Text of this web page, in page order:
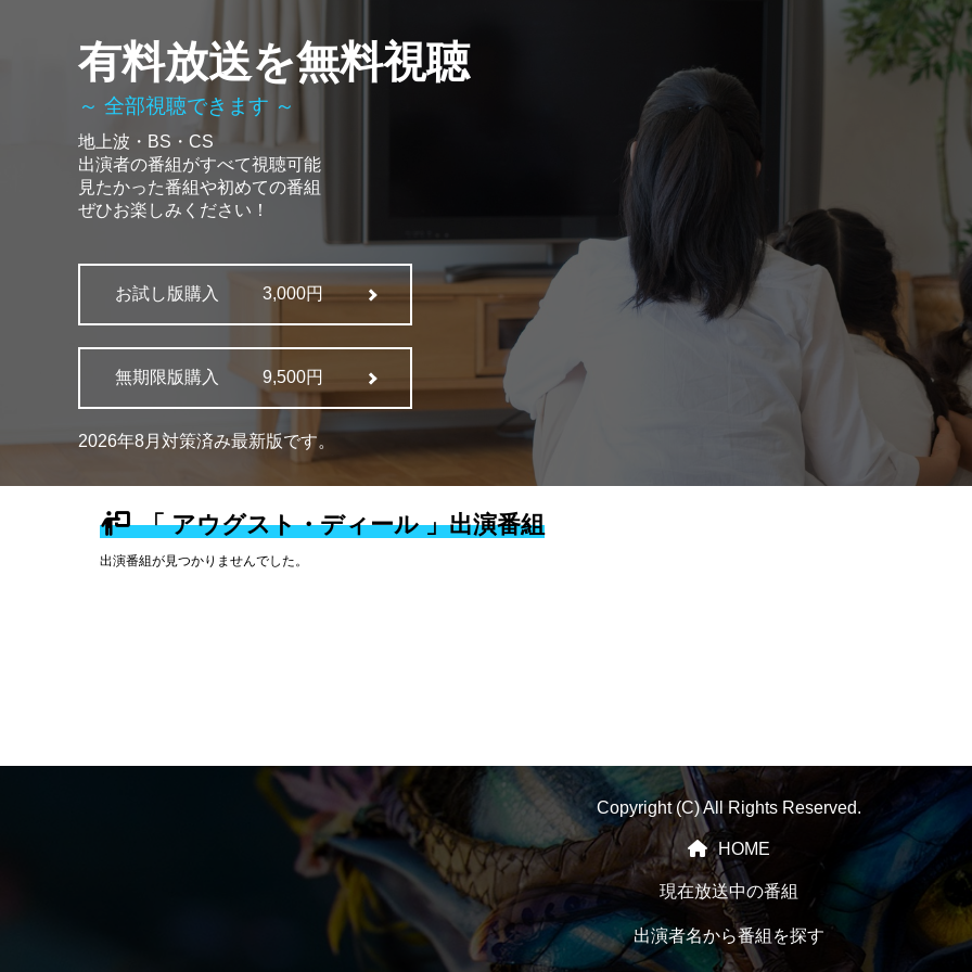
有料放送を無料視聴
～ 全部視聴できます ～
地上波・BS・CS
出演者の番組がすべて視聴可能
見たかった番組や初めての番組
ぜひお楽しみください！
お試し版購入 3,000円
無期限版購入 9,500円
2026年8月対策済み最新版です。
「 アウグスト・ディール 」出演番組
出演番組が見つかりませんでした。
Copyright (C) All Rights Reserved.
HOME
現在放送中の番組
出演者名から番組を探す